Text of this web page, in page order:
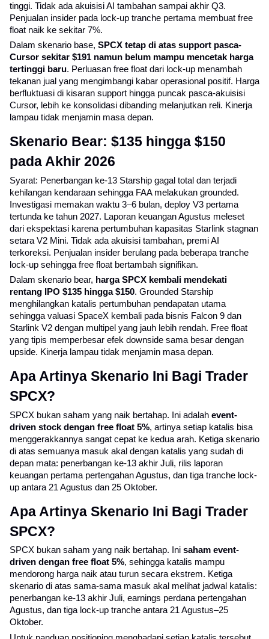
tinggi. Tidak ada akuisisi AI tambahan sampai akhir Q3.
Penjualan insider pada lock-up tranche pertama membuat free
float naik ke sekitar 7%.
Dalam skenario base, SPCX tetap di atas support pasca-
Cursor sekitar $191 namun belum mampu mencetak harga
tertinggi baru. Perluasan free float dari lock-up menambah
tekanan jual yang mengimbangi kabar operasional positif. Harga
berfluktuasi di kisaran support hingga puncak pasca-akuisisi
Cursor, lebih ke konsolidasi dibanding melanjutkan reli. Kinerja
lampau tidak menjamin masa depan.
Skenario Bear: $135 hingga $150
pada Akhir 2026
Syarat: Penerbangan ke-13 Starship gagal total dan terjadi
kehilangan kendaraan sehingga FAA melakukan grounded.
Investigasi memakan waktu 3–6 bulan, deploy V3 pertama
tertunda ke tahun 2027. Laporan keuangan Agustus meleset
dari ekspektasi karena pertumbuhan kapasitas Starlink stagnan
setara V2 Mini. Tidak ada akuisisi tambahan, premi AI
terkoreksi. Penjualan insider berulang pada beberapa tranche
lock-up sehingga free float bertambah signifikan.
Dalam skenario bear, harga SPCX kembali mendekati
rentang IPO $135 hingga $150. Grounded Starship
menghilangkan katalis pertumbuhan pendapatan utama
sehingga valuasi SpaceX kembali pada bisnis Falcon 9 dan
Starlink V2 dengan multipel yang jauh lebih rendah. Free float
yang tipis memperbesar efek downside sama besar dengan
upside. Kinerja lampau tidak menjamin masa depan.
Apa Artinya Skenario Ini Bagi Trader
SPCX?
SPCX bukan saham yang naik bertahap. Ini adalah event-
driven stock dengan free float 5%, artinya setiap katalis bisa
menggerakkannya sangat cepat ke kedua arah. Ketiga skenario
di atas semuanya masuk akal dengan katalis yang sudah di
depan mata: penerbangan ke-13 akhir Juli, rilis laporan
keuangan pertama pertengahan Agustus, dan tiga tranche lock-
up antara 21 Agustus dan 25 Oktober.
Apa Artinya Skenario Ini Bagi Trader
SPCX?
SPCX bukan saham yang naik bertahap. Ini saham event-
driven dengan free float 5%, sehingga katalis mampu
mendorong harga naik atau turun secara ekstrem. Ketiga
skenario di atas sama-sama masuk akal melihat jadwal katalis:
penerbangan ke-13 akhir Juli, earnings perdana pertengahan
Agustus, dan tiga lock-up tranche antara 21 Agustus–25
Oktober.